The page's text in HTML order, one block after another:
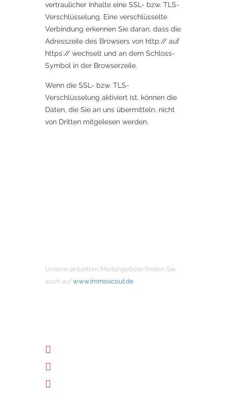
vertraulicher Inhalte eine SSL- bzw. TLS-
Verschlüsselung. Eine verschlüsselte
Verbindung erkennen Sie daran, dass die
Adresszeile des Browsers von http:// auf
https:// wechselt und an dem Schloss-
Symbol in der Browserzeile.
Wenn die SSL- bzw. TLS-
Verschlüsselung aktiviert ist, können die
Daten, die Sie an uns übermitteln, nicht
von Dritten mitgelesen werden.
Unsere aktuellen Mietangebote finden Sie
auch auf www.immoscout.de